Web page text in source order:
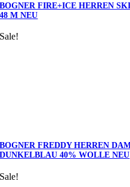
BOGNER FIRE+ICE HERREN
48 M NEU
Sale!
BOGNER FREDDY HERREN
DUNKELBLAU 40% WOLLE NEU
Sale!